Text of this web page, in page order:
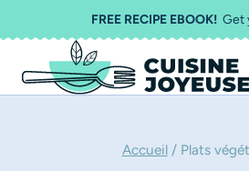
au
contenu
FREE RECIPE EBOOK!Get
Accueil / Plats